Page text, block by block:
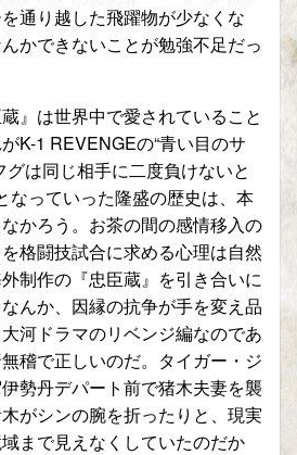
通り越した飛躍物が少なくな
かできないことが勉強不足だっ
』は世界中で愛されていること
K-1 REVENGEの“青い目のサ
グは同じ相手に二度負けないと
なっていった隆盛の歴史は、本
かろう。お茶の間の感情移入の
格闘技試合に求める心理は自然
制作の『忠臣蔵』を引き合いに
んか、因縁の抗争が手を変え品
河ドラマのリベンジ編なのであ
稽で正しいのだ。タイガー・ジ
勢丹デパート前で猪木夫妻を襲
がシンの腕を折ったりと、現実
まで見えなくしていたのだか